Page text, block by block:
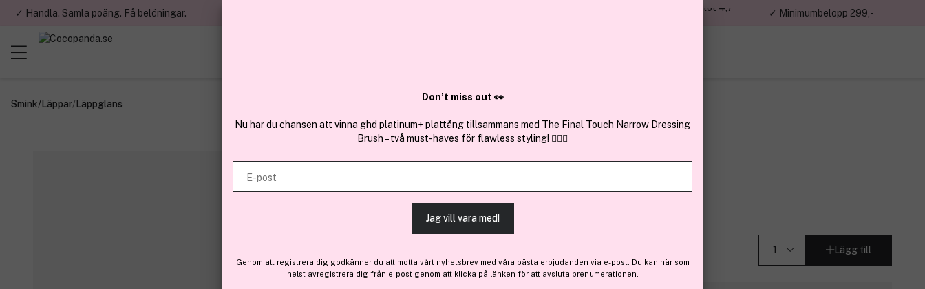
✓ Handla. Samla poäng. Få belöningar.
✓ Över 1,5 miljon kunder – Trustpilot 4,7
✓ Minimumbelopp 299,-
Smink/Läppar/Läppglans
Mango Lip Honey Glaze 3 ml
Bara 4 på lager
Lägg till
Don’t miss out 👀
Nu har du chansen att vinna ghd platinum+ plattång tillsammans med The Final Touch Narrow Dressing
Brush – två must-haves för flawless styling! 💇‍♀️✨
E-post
Jag vill vara med!
Genom att registrera dig godkänner du att motta vårt nyhetsbrev med våra bästa erbjudanden via e-post. Du kan när som
helst avregistrera dig från e-post genom att klicka på länken för att avsluta prenumerationen.